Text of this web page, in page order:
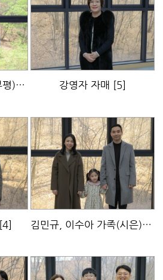
박병훈, 김봉숙 부부(부평)[5] 강영자 자매 [5]
[4] 김민규, 이수아 가족(시은)[5]